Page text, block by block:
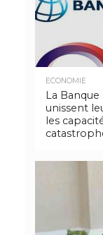
ECONOMIE
La Banque
unissent
les